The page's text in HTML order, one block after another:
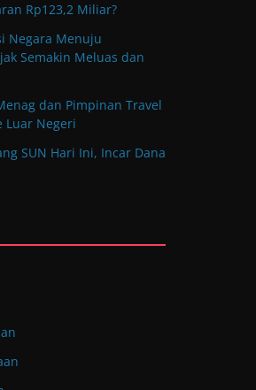
Rp123,2 Miliar?
Negara Menuju
Semakin Meluas dan
dan Pimpinan Travel
Luar Negeri
SUN Hari Ini, Incar Dana